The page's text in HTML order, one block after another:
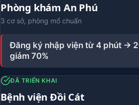
Phòng khám An Phú
3 cơ sở, phòng mổ chuẩn
Đăng ký nhập viện từ 4 phút →
giảm 70%
ĐÃ TRIỂN KHAI
Bệnh viện Đồi Cát